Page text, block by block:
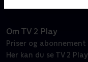
Om TV 2 Play
Priser og abonnement
Her kan du se TV 2 Play